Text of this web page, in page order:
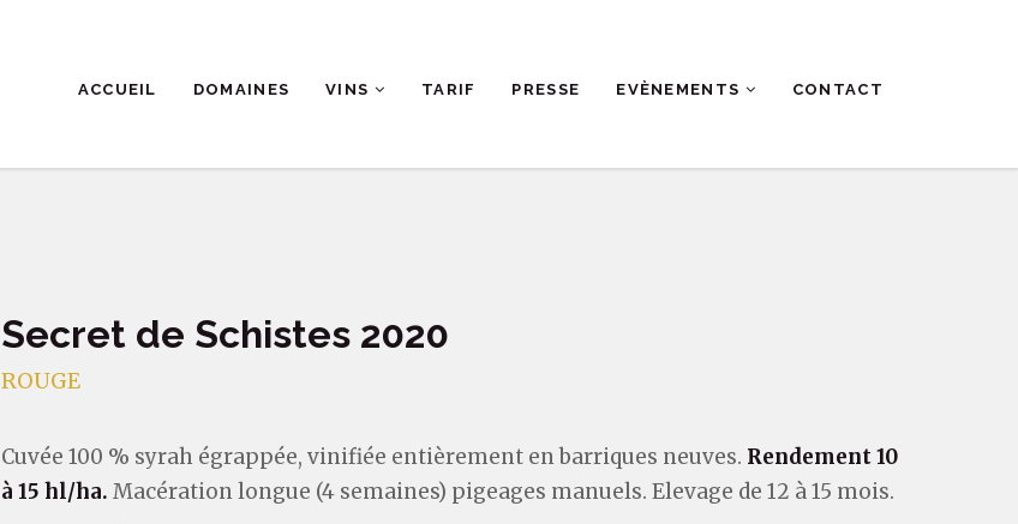
ACCUEIL DOMAINES VINS TARIF PRESSE EVÈNEMENTS CONTACT
Secret de Schistes 2020
ROUGE
Cuvée 100 % syrah égrappée, vinifiée entièrement en barriques neuves. Rendement 10
à 15 hl/ha. Macération longue (4 semaines) pigeages manuels. Elevage de 12 à 15 mois.